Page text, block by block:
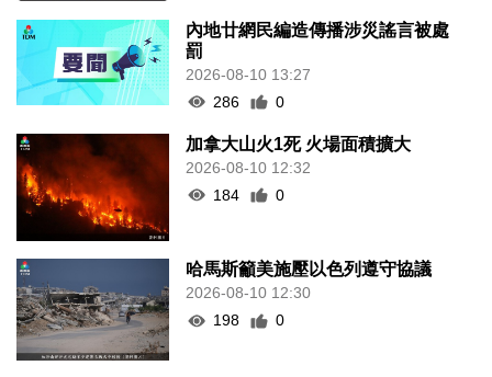
內地廿網民編造傳播涉災謠言被處
罰
2026-08-10 13:27
286
0
加拿大山火1死 火場面積擴大
2026-08-10 12:32
184
0
哈馬斯籲美施壓以色列遵守協議
2026-08-10 12:30
198
0